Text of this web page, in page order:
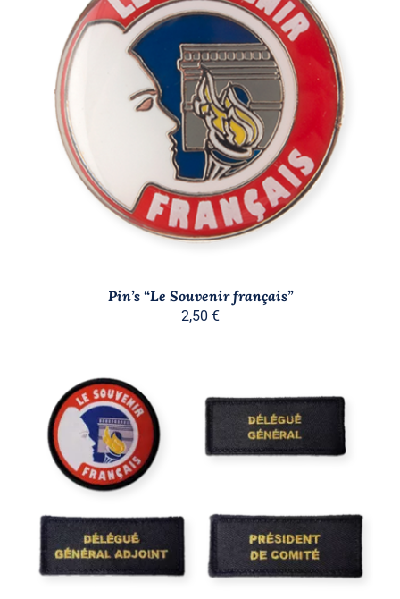
AJOUTER AU PANIER
DÉTAILS
Pin’s “Le Souvenir français”
2,50 €
CHOIX DES OPTIONS
CE
PRODUIT
A
PLUSIEURS
/
DÉTAILS